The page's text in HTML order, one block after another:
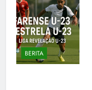
BERITA